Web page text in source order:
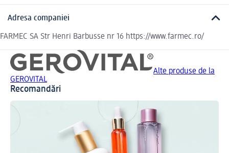
Adresa companiei
FARMEC SA Str Henri Barbusse nr 16 https://www.farmec.ro/
Alte produse de la
GEROVITAL
Recomandări